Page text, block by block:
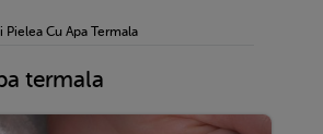
Pielea Cu Apa Termala
termala